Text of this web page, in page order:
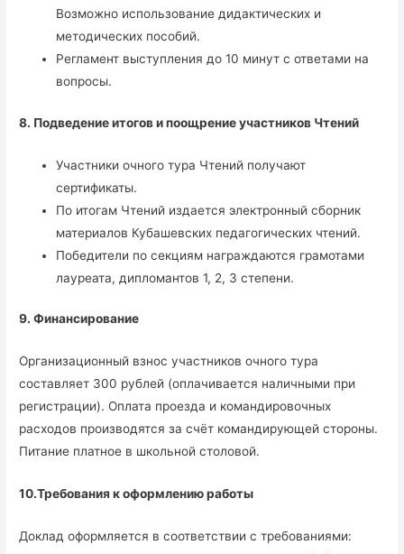
Возможно использование дидактических и
методических пособий.
Регламент выступления до 10 минут с ответами на
вопросы.
8. Подведение итогов и поощрение участников Чтений
Участники очного тура Чтений получают
сертификаты.
По итогам Чтений издается электронный сборник
материалов Кубашевских педагогических чтений.
Победители по секциям награждаются грамотами
лауреата, дипломантов 1, 2, 3 степени.
9. Финансирование
Организационный взнос участников очного тура
составляет 300 рублей (оплачивается наличными при
регистрации). Оплата проезда и командировочных
расходов производятся за счёт командирующей стороны.
Питание платное в школьной столовой.
10.Требования к оформлению работы
Доклад оформляется в соответствии с требованиями: